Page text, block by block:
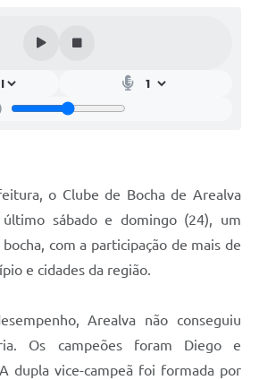
o Clube de Bocha de Arealva
sábado e domingo (24), um
com a participação de mais de
e cidades da região.
Arealva não conseguiu
Os campeões foram Diego e
dupla vice-campeã foi formada por